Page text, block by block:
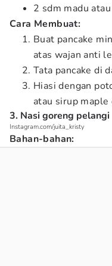
2 sdm madu
Cara Membuat:
Buat pancake
atas wajan anti
Tata pancake di
Hiasi dengan
atau sirup maple
3. Nasi goreng pelangi
Instagram.com/juita_kristy
Bahan-bahan: